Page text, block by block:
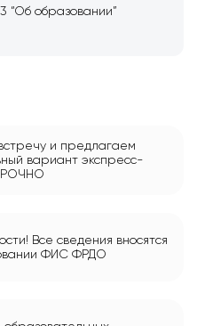
“Об образовании”
и предлагаем
вариант экспресс-
Все сведения вносятся
ФИС ФРДО